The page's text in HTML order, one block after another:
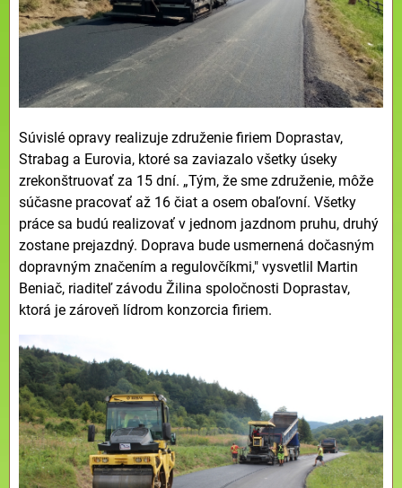
Súvislé opravy realizuje združenie firiem Doprastav,
Strabag a Eurovia, ktoré sa zaviazalo všetky úseky
zrekonštruovať za 15 dní. „Tým, že sme združenie, môže
súčasne pracovať až 16 čiat a osem obaľovní. Všetky
práce sa budú realizovať v jednom jazdnom pruhu, druhý
zostane prejazdný. Doprava bude usmernená dočasným
dopravným značením a regulovčíkmi," vysvetlil Martin
Beniač, riaditeľ závodu Žilina spoločnosti Doprastav,
ktorá je zároveň lídrom konzorcia firiem.